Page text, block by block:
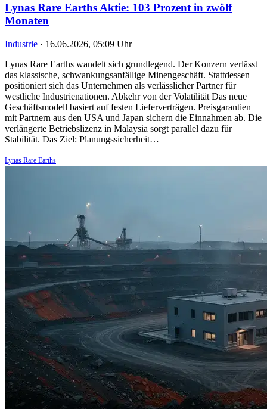
Lynas Rare Earths Aktie: 103 Prozent in zwölf
Monaten
Industrie · 16.06.2026, 05:09 Uhr
Lynas Rare Earths wandelt sich grundlegend. Der Konzern verlässt
das klassische, schwankungsanfällige Minengeschäft. Stattdessen
positioniert sich das Unternehmen als verlässlicher Partner für
westliche Industrienationen. Abkehr von der Volatilität Das neue
Geschäftsmodell basiert auf festen Lieferverträgen. Preisgarantien
mit Partnern aus den USA und Japan sichern die Einnahmen ab. Die
verlängerte Betriebslizenz in Malaysia sorgt parallel dazu für
Stabilität. Das Ziel: Planungssicherheit…
Lynas Rare Earths